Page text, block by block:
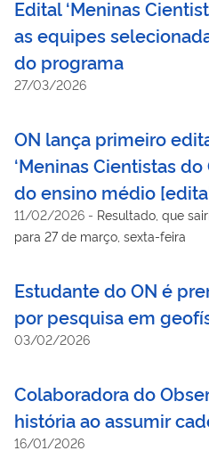
Edital ‘Meninas
as equipes
do programa
27/03/2026
ON lança primeiro
‘Meninas Cientistas
do ensino médio
11/02/2026 - Resultado, que
para 27 de março, sexta-feira
Estudante do ON é
por pesquisa em
03/02/2026
Colaboradora do
história ao assumir
16/01/2026